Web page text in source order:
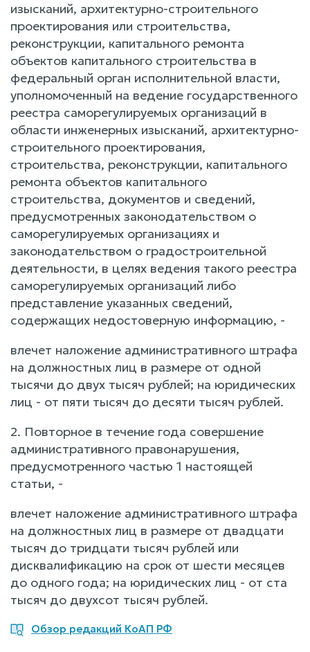
изысканий, архитектурно-строительного
проектирования или строительства,
реконструкции, капитального ремонта
объектов капитального строительства в
федеральный орган исполнительной власти,
уполномоченный на ведение государственного
реестра саморегулируемых организаций в
области инженерных изысканий, архитектурно-
строительного проектирования,
строительства, реконструкции, капитального
ремонта объектов капитального
строительства, документов и сведений,
предусмотренных законодательством о
саморегулируемых организациях и
законодательством о градостроительной
деятельности, в целях ведения такого реестра
саморегулируемых организаций либо
представление указанных сведений,
содержащих недостоверную информацию, -
влечет наложение административного штрафа
на должностных лиц в размере от одной
тысячи до двух тысяч рублей; на юридических
лиц - от пяти тысяч до десяти тысяч рублей.
2. Повторное в течение года совершение
административного правонарушения,
предусмотренного частью 1 настоящей
статьи, -
влечет наложение административного штрафа
на должностных лиц в размере от двадцати
тысяч до тридцати тысяч рублей или
дисквалификацию на срок от шести месяцев
до одного года; на юридических лиц - от ста
тысяч до двухсот тысяч рублей.
Обзор редакций КоАП РФ